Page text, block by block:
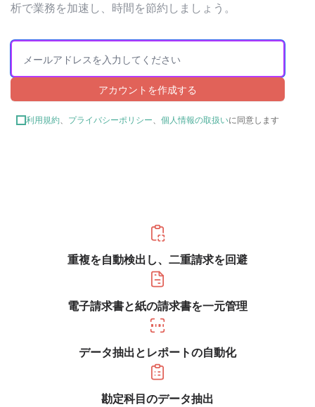
析で業務を加速し、時間を節約しましょう。
アカウントを作成する
利用規約、 プライバシーポリシー、 個人情報の取扱いに同意します
重複を自動検出し、二重請求を回避
電子請求書と紙の請求書を一元管理
データ抽出とレポートの自動化
勘定科目のデータ抽出